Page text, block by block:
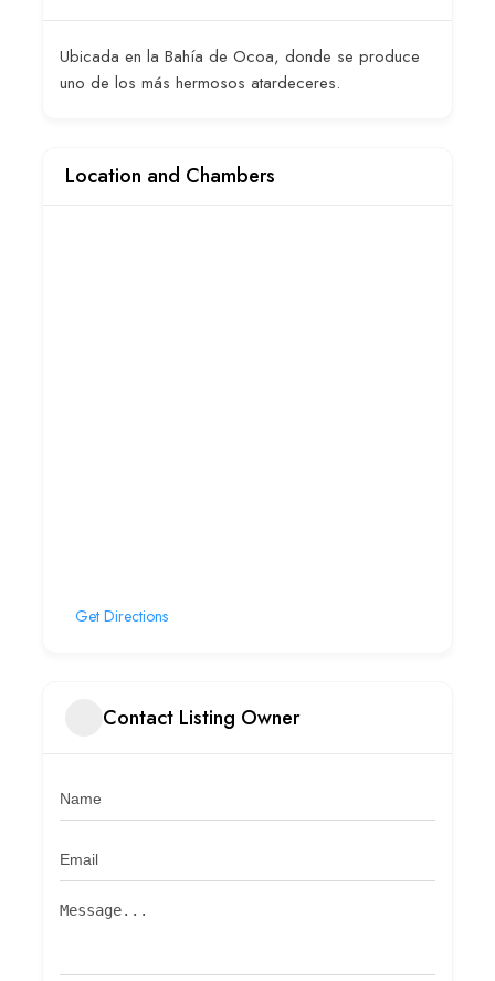
Ubicada en la Bahía de Ocoa, donde se produce
uno de los más hermosos atardeceres.
Location and Chambers
Get Directions
Contact Listing Owner